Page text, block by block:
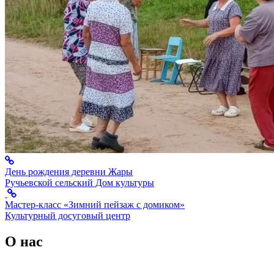
День рождения деревни Жары
Ручьевской сельский Дом культуры
Мастер-класс «Зимний пейзаж с домиком»
Культурный досуговый центр
О нас